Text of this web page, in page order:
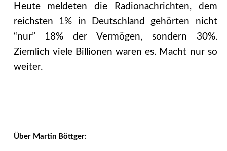
Heute meldeten die Radionachrichten, dem
reichsten 1% in Deutschland gehörten nicht
“nur” 18% der Vermögen, sondern 30%.
Ziemlich viele Billionen waren es. Macht nur so
weiter.
Über Martin Böttger: